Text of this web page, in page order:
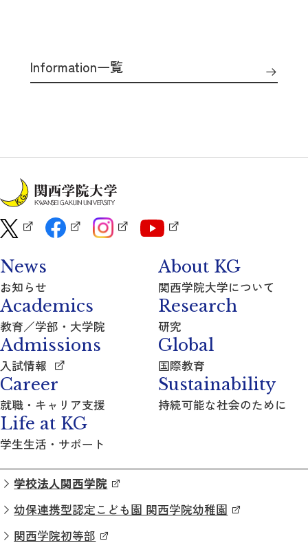
Information一覧
News
お知らせ
About KG
関西学院大学について
Academics
教育／学部・大学院
Research
研究
Admissions
入試情報
Global
国際教育
Career
就職・キャリア支援
Sustainability
持続可能な社会のために
Life at KG
学生生活・サポート
学校法人関西学院
幼保連携型認定こども園 関西学院幼稚園
関西学院初等部